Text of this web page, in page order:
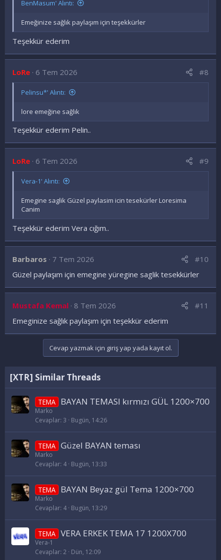
r
BenMasum' Alıntı:
Emeğinize sağlık paylaşım için teşekkürler
Teşekkür ederim
LoRe 6 Tem 2026 #8
Pelinsu*' Alıntı:
lore emeğine sağlık
Teşekkür ederim Pelin..
LoRe 6 Tem 2026 #9
Vera-1' Alıntı:
Emegine saglik Güzel paylasim icin tesekürler Loresima
Canim
Teşekkür ederim Vera cığım..
Barbaros 7 Tem 2026
#10
Güzel paylaşım için emegine yüregine saglik tesekkürler
Mustafa Kemal 8 Tem 2026
#11
Emeginize sağlık paylaşım için teşekkür ederim
Cevap yazmak için giriş yap yada kayıt ol.
[XTR] Similar Threads
TEMA BAYAN TEMASI kırmızı GÜL 1200×700
Marko
Cevaplar 3 Bugün, 14:26
TEMA Güzel BAYAN teması
Marko
Cevaplar 4 Bugün, 13:33
TEMA BAYAN Beyaz gül Tema 1200×700
Marko
Cevaplar 4 Bugün, 13:29
TEMA VERA ERKEK TEMA 17 1200X700
Vera-1
Cevaplar 2 Dün, 12:09